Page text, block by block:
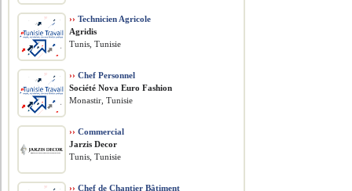
›› Technicien Agricole
Agridis
Tunis, Tunisie
›› Chef Personnel
Société Nova Euro Fashion
Monastir, Tunisie
›› Commercial
Jarzis Decor
Tunis, Tunisie
›› Chef de Chantier Bâtiment